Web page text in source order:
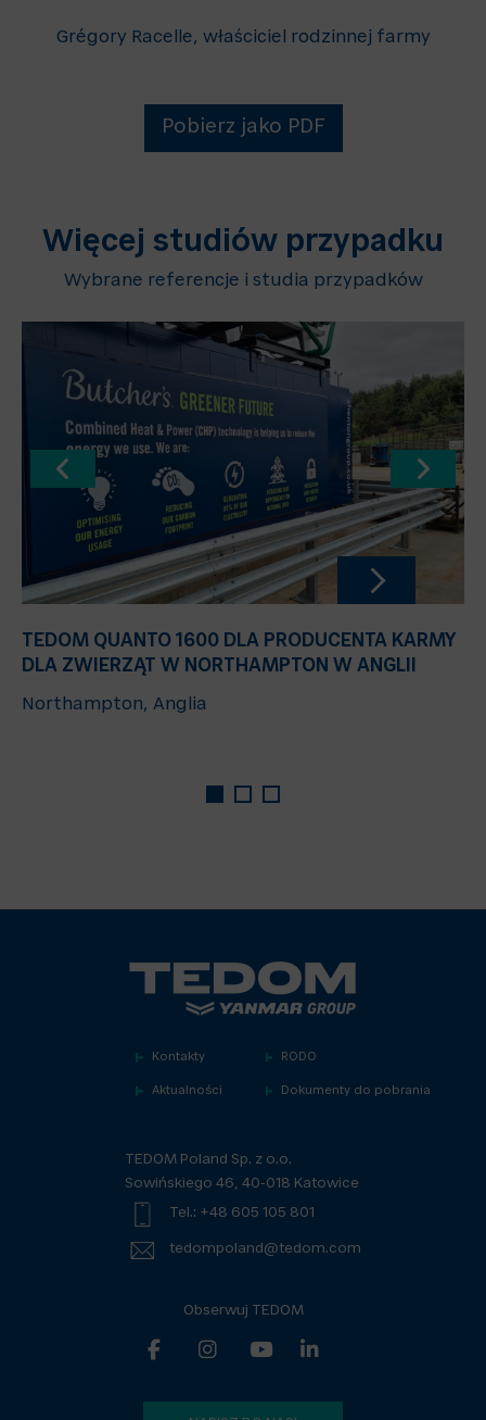
Grégory Racelle, właściciel rodzinnej farmy
Pobierz jako PDF
Więcej studiów przypadku
Wybrane referencje i studia przypadków
TEDOM QUANTO 1600 DLA PRODUCENTA KARMY
DLA ZWIERZĄT W NORTHAMPTON W ANGLII
Northampton, Anglia
Kontakty RODO
Aktualności Dokumenty do pobrania
TEDOM Poland Sp. z o.o.
Sowińskiego 46, 40-018 Katowice
Tel.: +48 605 105 801
tedompoland@tedom.com
Obserwuj TEDOM